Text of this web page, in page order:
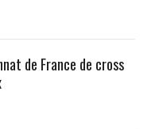
de France de cross